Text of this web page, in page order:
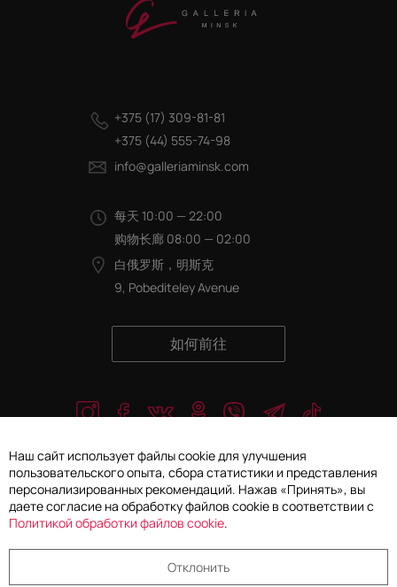
每天 10:00 — 22:00
购物长廊 08:00 — 02:00
白俄罗斯，明斯克
9, Pobediteley Avenue
如何前往
+375 (17) 309-81-81
+375 (44) 555-74-98
info@galleriaminsk.com
© 2026 Galleria Concept有限责任公司. 保留所有权利
个人信息处理和保护政策
Наш сайт использует файлы cookie для улучшения
пользовательского опыта, сбора статистики и представления
персонализированных рекомендаций. Нажав «Принять», вы
даете согласие на обработку файлов cookie в соответствии с
Политикой обработки файлов cookie.
Отклонить